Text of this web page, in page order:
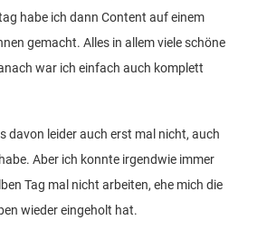
habe ich dann Content auf einem
gemacht. Alles in allem viele schöne
war ich einfach auch komplett
davon leider auch erst mal nicht, auch
Aber ich konnte irgendwie immer
Tag mal nicht arbeiten, ehe mich die
wieder eingeholt hat.